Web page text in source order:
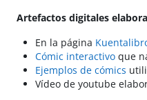
Artefactos digitales
En la página
Cómic interactivo que
Ejemplos de cómics
Vídeo de youtube